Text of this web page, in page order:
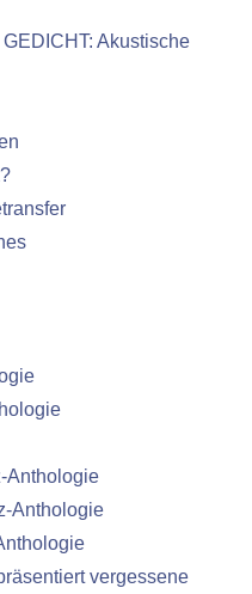
Akustische
Anthologie
Anthologie
vergessene